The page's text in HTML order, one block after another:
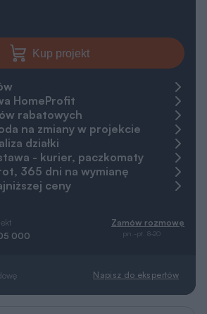
Kup projekt
HomeProfit
rabatowych
na zmiany w projekcie
działki
- kurier, paczkomaty
365 dni na wymianę
ceny
000
Zamów rozmowę
pn.-pt. 8-20
Napisz do ekspertów